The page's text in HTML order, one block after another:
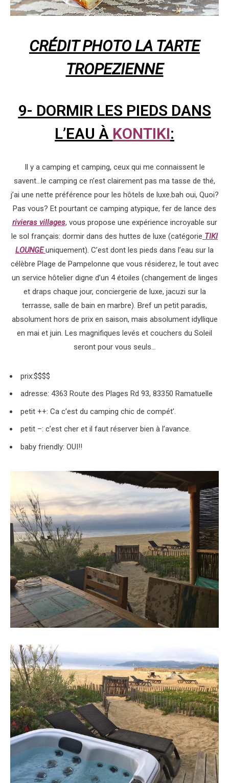
CRÉDIT PHOTO LA TARTE
TROPEZIENNE
9- DORMIR LES PIEDS DANS
L’EAU À KONTIKI:
Il y a camping et camping, ceux qui me connaissent le
savent…le camping ce n’est clairement pas ma tasse de thé,
j’ai une nette préférence pour les hôtels de luxe.bah oui, Quoi?
Pas vous? Et pourtant ce camping atypique, fer de lance des
rivieras villages, vous propose une expérience incroyable sur
le sol français: dormir dans des huttes de luxe (catégorie TIKI
LOUNGEuniquement). C’est dont les pieds dans l’eau sur la
célèbre Plage de Pampelonne que vous résiderez, le tout avec
un service hôtelier digne d’un 4 étoiles (changement de linges
et draps chaque jour, conciergerie de luxe, jacuzi sur la
terrasse, salle de bain en marbre). Bref un petit paradis,
absolument hors de prix en saison, mais absolument idyllique
en mai et juin. Les magnifiques levés et couchers du Soleil
seront pour vous seuls…
prix:$$$$
adresse: 4363 Route des Plages Rd 93, 83350 Ramatuelle
petit ++: Ca c’est du camping chic de compét’.
petit –: c’est cher et il faut réserver bien à l’avance.
baby friendly: OUI!!